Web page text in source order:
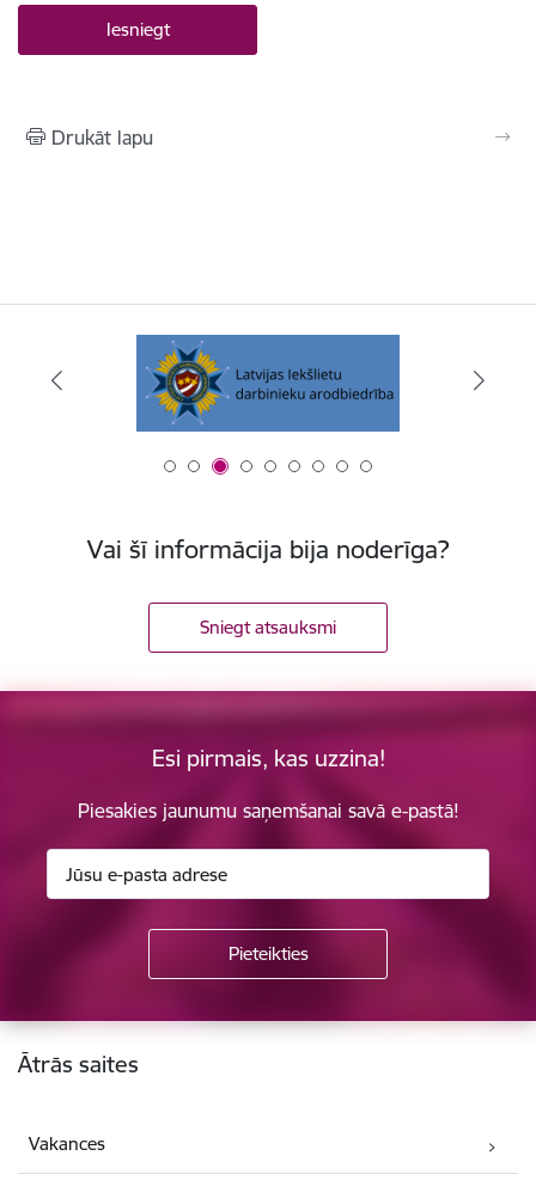
Drukāt lapu
Vai šī informācija bija noderīga?
Sniegt atsauksmi
Esi pirmais, kas uzzina!
Piesakies jaunumu saņemšanai savā e-pastā!
Kājene
Ātrās saites
Vakances